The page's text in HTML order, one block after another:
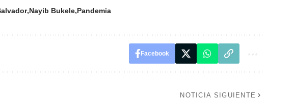
Nayib Bukele Pandemia
Facebook
NOTICIA SIGUIENTE